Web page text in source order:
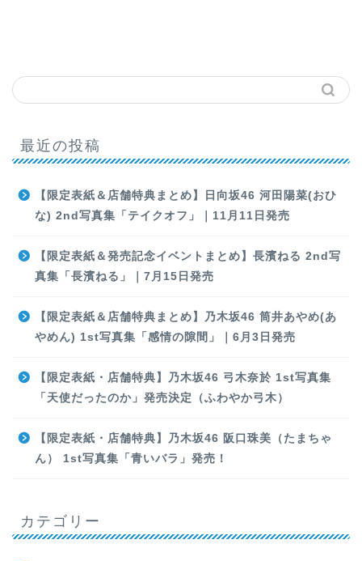
最近の投稿
【限定表紙＆店舗特典まとめ】日向坂46 河田陽菜(おひ
な) 2nd写真集「テイクオフ」｜11月11日発売
【限定表紙＆発売記念イベントまとめ】長濱ねる 2nd写
真集「長濱ねる」｜7月15日発売
【限定表紙＆店舗特典まとめ】乃木坂46 筒井あやめ(あ
やめん) 1st写真集「感情の隙間」｜6月3日発売
【限定表紙・店舗特典】乃木坂46 弓木奈於 1st写真集
「天使だったのか」発売決定（ふわやか弓木）
【限定表紙・店舗特典】乃木坂46 阪口珠美（たまちゃ
ん） 1st写真集「青いバラ」発売！
カテゴリー